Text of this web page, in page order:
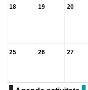
18 19 20
25 26 27